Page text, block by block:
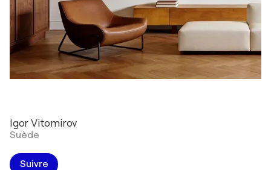
Igor Vitomirov
Suède
Suivre